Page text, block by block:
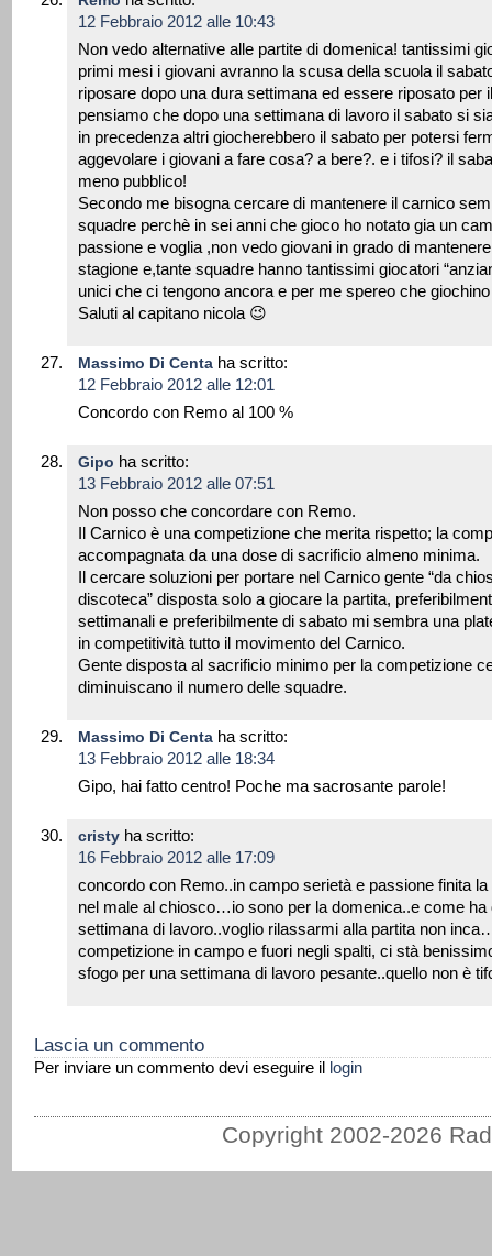
12 Febbraio 2012 alle 10:43
Non vedo alternative alle partite di domenica! tantissimi
primi mesi i giovani avranno la scusa della scuola il
riposare dopo una dura settimana ed essere riposato per
pensiamo che dopo una settimana di lavoro il sabato si
in precedenza altri giocherebbero il sabato per potersi
aggevolare i giovani a fare cosa? a bere?. e i tifosi? il
meno pubblico!
Secondo me bisogna cercare di mantenere il carnico
squadre perchè in sei anni che gioco ho notato gia un
passione e voglia ,non vedo giovani in grado di
stagione e,tante squadre hanno tantissimi giocatori
unici che ci tengono ancora e per me spereo che
Saluti al capitano nicola 😉
Massimo Di Centa ha scritto:
12 Febbraio 2012 alle 12:01
Concordo con Remo al 100 %
Gipo ha scritto:
13 Febbraio 2012 alle 07:51
Non posso che concordare con Remo.
Il Carnico è una competizione che merita rispetto; la
accompagnata da una dose di sacrificio almeno minima.
Il cercare soluzioni per portare nel Carnico gente “da
discoteca” disposta solo a giocare la partita,
settimanali e preferibilmente di sabato mi sembra una
in competitività tutto il movimento del Carnico.
Gente disposta al sacrificio minimo per la competizione
diminuiscano il numero delle squadre.
Massimo Di Centa ha scritto:
13 Febbraio 2012 alle 18:34
Gipo, hai fatto centro! Poche ma sacrosante parole!
cristy ha scritto:
16 Febbraio 2012 alle 17:09
concordo con Remo..in campo serietà e passione finita
nel male al chiosco…io sono per la domenica..e come ha
settimana di lavoro..voglio rilassarmi alla partita non
competizione in campo e fuori negli spalti, ci stà
sfogo per una settimana di lavoro pesante..quello non è
Lascia un commento
Per inviare un commento devi eseguire il login
Copyright 2002-2026